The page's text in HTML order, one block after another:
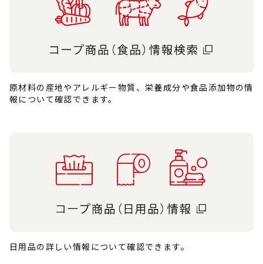
原材料の産地やアレルギー物質、栄養成分や食品添加物の情
報について確認できます。
日用品の詳しい情報について確認できます。